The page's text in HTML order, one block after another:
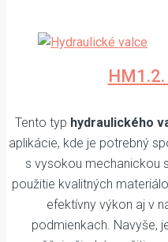
Tento typ hydraulického
aplikácie, kde je potrebný
s vysokou mechanickou
použitie kvalitných
efektívny výkon aj v
podmienkach. Navyše,